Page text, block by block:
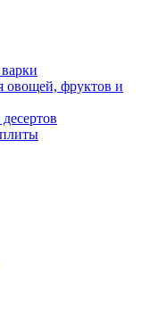
овощей, фруктов и